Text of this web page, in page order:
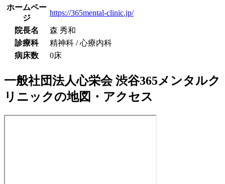
ホームペー
ジ
https://365mental-clinic.jp/
院長名
森 秀和
診療科
精神科 / 心療内科
病床数
0床
一般社団法人心栄会 渋谷365メンタルク
リニックの地図・アクセス